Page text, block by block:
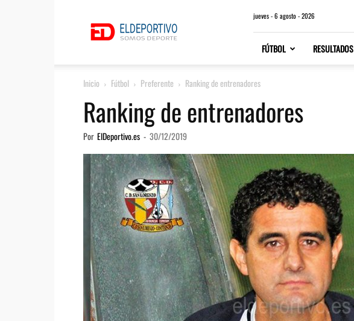
jueves - 6 agosto - 2026
FÚTBOL RESULTADOS
Inicio Fútbol Preferente Ranking de entrenadores
Ranking de entrenadores
Por ElDeportivo.es - 30/12/2019